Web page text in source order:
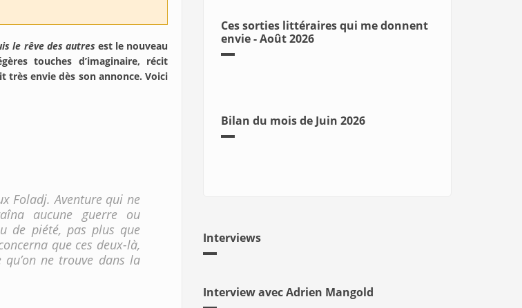
le rêve des autres est le nouveau
touches d’imaginaire, récit
très envie dès son annonce. Voici
Foladj. Aventure qui ne
aucune guerre ou
de piété, pas plus que
que ces deux-là,
ne trouve dans la
Ces sorties littéraires qui me donnent
envie - Août 2026
Bilan du mois de Juin 2026
Interviews
Interview avec Adrien Mangold